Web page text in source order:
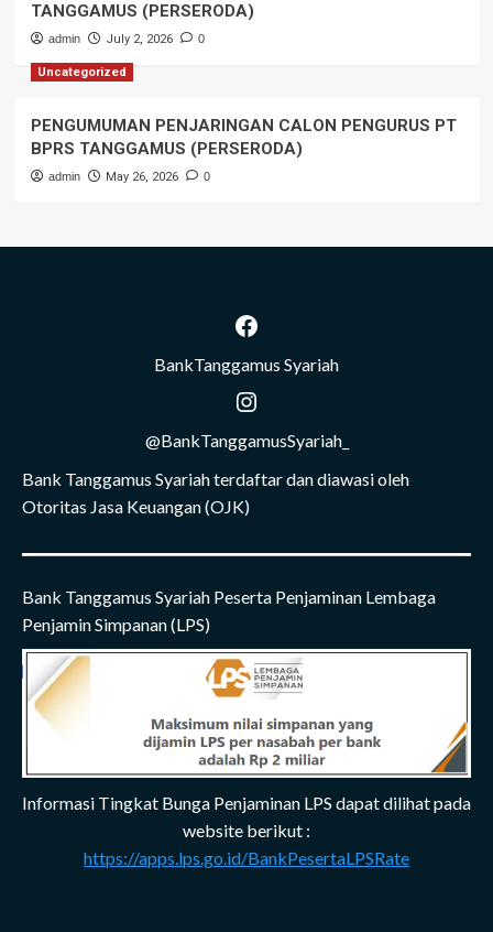
TANGGAMUS (PERSERODA)
admin July 2, 2026 0
Uncategorized
PENGUMUMAN PENJARINGAN CALON PENGURUS PT
BPRS TANGGAMUS (PERSERODA)
admin May 26, 2026 0
Facebook
BankTanggamus Syariah
Instagram
@BankTanggamusSyariah_
Bank Tanggamus Syariah terdaftar dan diawasi oleh
Otoritas Jasa Keuangan (OJK)
Bank Tanggamus Syariah Peserta Penjaminan Lembaga
Penjamin Simpanan (LPS)
Informasi Tingkat Bunga Penjaminan LPS dapat dilihat pada
website berikut :
https://apps.lps.go.id/BankPesertaLPSRate